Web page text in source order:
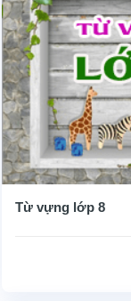
Từ vựng lớp 8